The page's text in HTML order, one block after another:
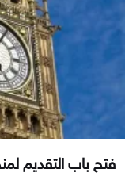
فتح باب التقديم